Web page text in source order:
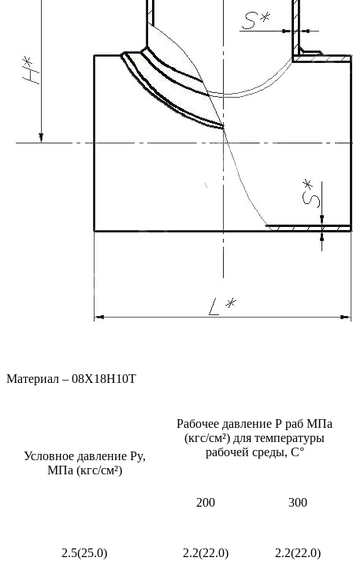
Материал – 08Х18Н10Т
Условное давление Рy,
МПа (кгс/см²)
Рабочее давление Р раб МПа
(кгс/см²) для температуры
рабочей среды, С°
200 300
2.5(25.0) 2.2(22.0) 2.2(22.0)